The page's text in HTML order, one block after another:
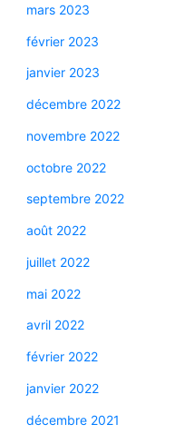
mars 2023
février 2023
janvier 2023
décembre 2022
novembre 2022
octobre 2022
septembre 2022
août 2022
juillet 2022
mai 2022
avril 2022
février 2022
janvier 2022
décembre 2021